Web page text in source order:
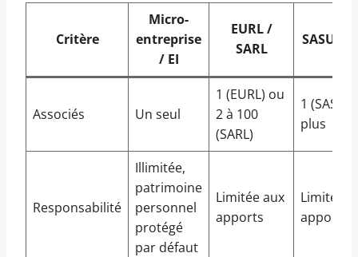
Critère
Micro-
entreprise
/ EI
EURL /
SARL
SASU /
Associés Un seul
1 (EURL) ou
2 à 100
(SARL)
1 (SASU)
plus
Responsabilité
Illimitée,
patrimoine
personnel
protégé
par défaut
Limitée aux
apports
Limitée
apports